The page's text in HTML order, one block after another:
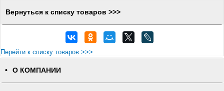
Вернуться к списку товаров >>>
Перейти к списку товаров >>>
О КОМПАНИИ